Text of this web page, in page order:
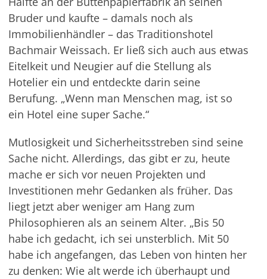
Bruder und kaufte – damals noch als
Immobilienhändler – das Traditionshotel
Bachmair Weissach. Er ließ sich auch aus etwas
Eitelkeit und Neugier auf die Stellung als
Hotelier ein und entdeckte darin seine
Berufung. „Wenn man Menschen mag, ist so
ein Hotel eine super Sache.“
Mutlosigkeit und Sicherheitsstreben sind seine
Sache nicht. Allerdings, das gibt er zu, heute
mache er sich vor neuen Projekten und
Investitionen mehr Gedanken als früher. Das
liegt jetzt aber weniger am Hang zum
Philosophieren als an seinem Alter. „Bis 50
habe ich gedacht, ich sei unsterblich. Mit 50
habe ich angefangen, das Leben von hinten her
zu denken: Wie alt werde ich überhaupt und